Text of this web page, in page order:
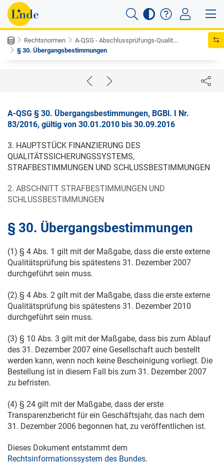
Rechtsnormen
A-QSG - Abschlussprüfungs-Qualit...
§ 30. Übergangsbestimmungen
A-QSG § 30. Übergangsbestimmungen, BGBl. I Nr.
83/2016, gültig von 30.01.2010 bis 30.09.2016
3. HAUPTSTÜCK FINANZIERUNG DES
QUALITÄTSSICHERUNGSSYSTEMS,
STRAFBESTIMMUNGEN UND SCHLUSSBESTIMMUNGEN
2. ABSCHNITT STRAFBESTIMMUNGEN UND
SCHLUSSBESTIMMUNGEN
§ 30. Übergangsbestimmungen
(1) § 4 Abs. 1 gilt mit der Maßgabe, dass die erste externe
Qualitätsprüfung bis spätestens 31. Dezember 2007
durchgeführt sein muss.
(2) § 4 Abs. 2 gilt mit der Maßgabe, dass die erste externe
Qualitätsprüfung bis spätestens 31. Dezember 2010
durchgeführt sein muss.
(3) § 10 Abs. 3 gilt mit der Maßgabe, dass bis zum Ablauf
des 31. Dezember 2007 eine Gesellschaft auch bestellt
werden kann, wenn noch keine Bescheinigung vorliegt. Die
Bestellung ist in diesem Fall bis zum 31. Dezember 2007
zu befristen.
(4) § 24 gilt mit der Maßgabe, dass der erste
Transparenzbericht für ein Geschäftsjahr, das nach dem
31. Dezember 2006 begonnen hat, zu veröffentlichen ist.
Dieses Dokument entstammt dem
Rechtsinformationssystem des Bundes.